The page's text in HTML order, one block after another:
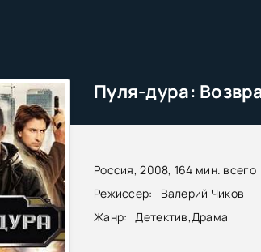
Россия, 2008, 164 мин. всего
Режиссер:
Валерий Чиков
Жанр:
Детектив,Драма